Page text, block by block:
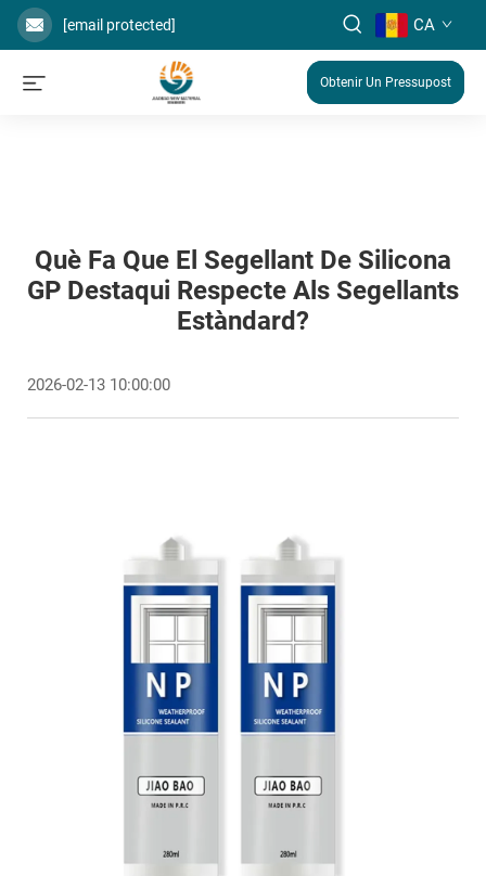
[email protected] CA
Obtenir Un Pressupost
Què Fa Que El Segellant De Silicona
GP Destaqui Respecte Als Segellants
Estàndard?
2026-02-13 10:00:00